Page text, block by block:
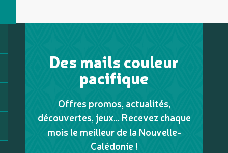
Des mails couleur
pacifique
Offres promos, actualités,
découvertes, jeux... Recevez chaque
mois le meilleur de la Nouvelle-
Calédonie !